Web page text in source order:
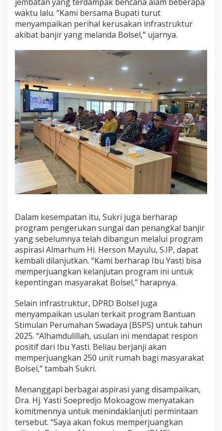
waktu lalu. “Kami bersama Bupati turut
menyampaikan perihal kerusakan infrastruktur
akibat banjir yang melanda Bolsel,” ujarnya.
Dalam kesempatan itu, Sukri juga berharap
program pengerukan sungai dan penangkal banjir
yang sebelumnya telah dibangun melalui program
aspirasi Almarhum Hi. Herson Mayulu, S.IP, dapat
kembali dilanjutkan. “Kami berharap Ibu Yasti bisa
memperjuangkan kelanjutan program ini untuk
kepentingan masyarakat Bolsel,” harapnya.
Selain infrastruktur, DPRD Bolsel juga
menyampaikan usulan terkait program Bantuan
Stimulan Perumahan Swadaya (BSPS) untuk tahun
2025. “Alhamdulillah, usulan ini mendapat respon
positif dari Ibu Yasti. Beliau berjanji akan
memperjuangkan 250 unit rumah bagi masyarakat
Bolsel,” tambah Sukri.
Menanggapi berbagai aspirasi yang disampaikan,
Dra. Hj. Yasti Soepredjo Mokoagow menyatakan
komitmennya untuk menindaklanjuti permintaan
tersebut. “Saya akan fokus memperjuangkan